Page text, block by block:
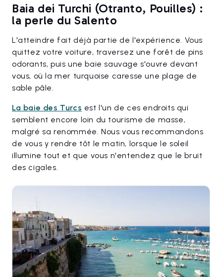
Baia dei Turchi (Otranto, Pouilles) :
la perle du Salento
L'atteindre fait déjà partie de l'expérience. Vous
quittez votre voiture, traversez une forêt de pins
odorants, puis une baie sauvage s'ouvre devant
vous, où la mer turquoise caresse une plage de
sable pâle.
La baie des Turcs est l'un de ces endroits qui
semblent encore loin du tourisme de masse,
malgré sa renommée. Nous vous recommandons
de vous y rendre tôt le matin, lorsque le soleil
illumine tout et que vous n'entendez que le bruit
des cigales.